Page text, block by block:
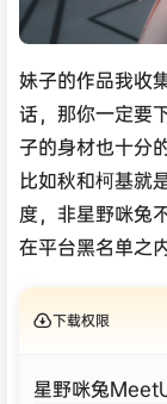
妹子的作品我收
话，那你一定要
子的身材也十分
比如秋和柯基就
度，非星野咪兔
在平台黑名单之
下载权限
星野咪兔